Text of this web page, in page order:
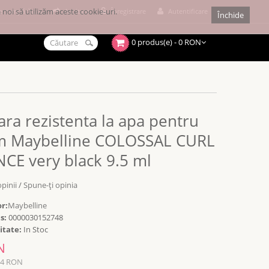
Înregistrare
cumpărături Achitare
0 produs(e) - 0 RON
rezistenta la apa pentru
Maybelline COLOSSAL CURL
very black 9.5 ml
/Spune-ţi opinia
Maybelline
0000030152748
In Stoc
RON
Închide
să utilizăm aceste cookie-uri.